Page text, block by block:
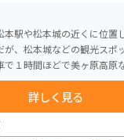
本駅や松本城の近くに位置
、松本城などの観光スポ
で１時間ほどで美ヶ原高原
詳しく見る